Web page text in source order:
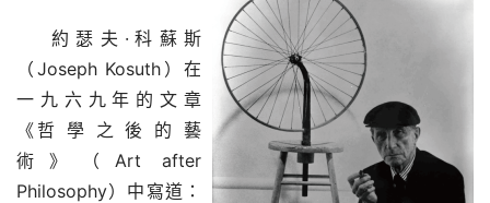
約 瑟 夫 · 科 蘇 斯
（Joseph Kosuth）在
一 九 六 九 年 的 文 章
《哲 學 之 後 的 藝
術》（Art after
Philosophy）中寫道：